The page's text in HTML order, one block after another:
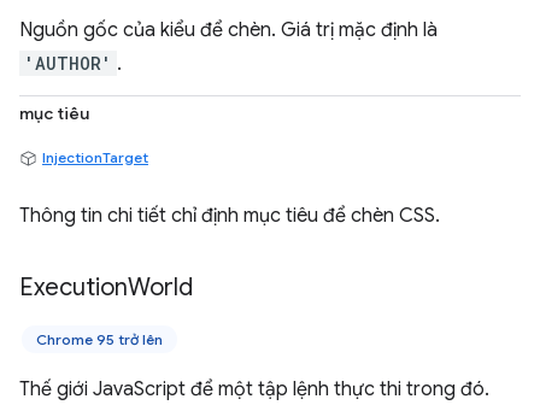
Nguồn gốc của kiểu để chèn. Giá trị mặc định là
'AUTHOR' .
mục tiêu
InjectionTarget
Thông tin chi tiết chỉ định mục tiêu để chèn CSS.
ExecutionWorld
Chrome 95 trở lên
Thế giới JavaScript để một tập lệnh thực thi trong đó.